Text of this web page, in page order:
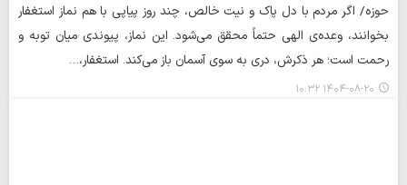
حوزه/ اگر مردم با دل پاک و نیت خالص، چند روز پیاپی با هم نماز استغفار
بخوانند، وعده‌ی الهی حتماً محقق می‌شود. این نماز، پیوندی میان توبه و
رحمت است؛ هر ذکرش، دری به سوی آسمان باز می‌کند. استغفار،…
۱۴۰۴-۰۸-۲۰ ۱۰:۳۲